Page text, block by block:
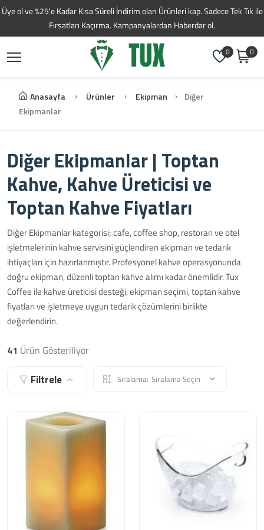
Üye ol ve %25'e Kadar Kısa Süreli İndirim olan Ürünleri kap. Sadece Tek Tık ile
Fırsatları Kaçırma. Kampanyalardan Haberdar ol.
0 0
Anasayfa Ürünler Ekipman
Diğer
Ekipmanlar
Diğer Ekipmanlar | Toptan
Kahve, Kahve Üreticisi ve
Toptan Kahve Fiyatları
Diğer Ekipmanlar kategorisi; cafe, coffee shop, restoran ve otel
işletmelerinin kahve servisini güçlendiren ekipman ve tedarik
ihtiyaçları için hazırlanmıştır. Profesyonel kahve operasyonunda
doğru ekipman, düzenli toptan kahve alımı kadar önemlidir. Tux
Coffee ile kahve üreticisi desteği, ekipman seçimi, toptan kahve
fiyatları ve işletmeye uygun tedarik çözümlerini birlikte
değerlendirin.
41 Ürün Gösteriliyor
Filtrele Sıralama: Sıralama Seçin